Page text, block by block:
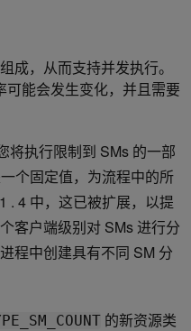
成，从而支持并发执行。
能会发生变化，并且需要
将执行限制到 SMs 的一部
个固定值，为流程中的所
. 4 中，这已被扩展，以提
客户端级别对 SMs 进行分
程中创建具有不同 SM 分
的新资源类